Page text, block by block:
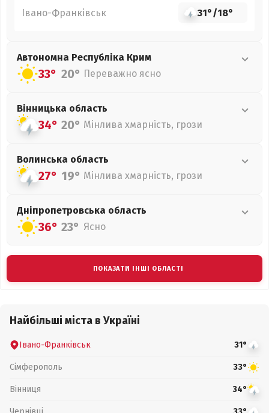
Івано-Франківськ 31°/18°
Автономна Республіка Крим
33° 20° Переважно ясно
Вінницька область
34° 20° Мінлива хмарність, грози
Волинська область
27° 19° Мінлива хмарність, грози
Дніпропетровська область
36° 23° Ясно
ПОКАЗАТИ ІНШІ ОБЛАСТІ
Найбільші міста в Україні
Івано-Франківськ 31°
Сімферополь 33°
Вінниця 34°